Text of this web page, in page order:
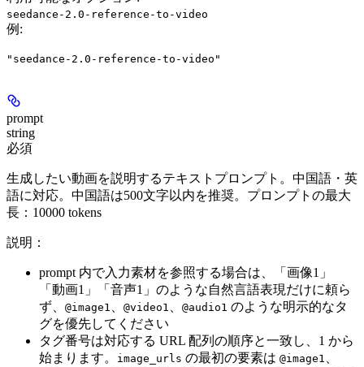
seedance-2.0-reference-to-video
例 :
"seedance-2.0-reference-to-video"
prompt
string
必須
生成したい動画を説明するテキストプロンプト。中国語・英
語に対応。中国語は500文字以内を推奨。プロンプトの最大
長：10000 tokens
説明：
prompt 内で入力素材を参照する場合は、「画像1」
「動画1」「音声1」のような自然言語表現だけに頼ら
ず、 @image1 、 @video1 、 @audio1 のような明示的なタ
グを優先してください
タグ番号は対応する URL 配列の順序と一致し、1 から
始まります。
image_urls の最初の要素は @image1 、